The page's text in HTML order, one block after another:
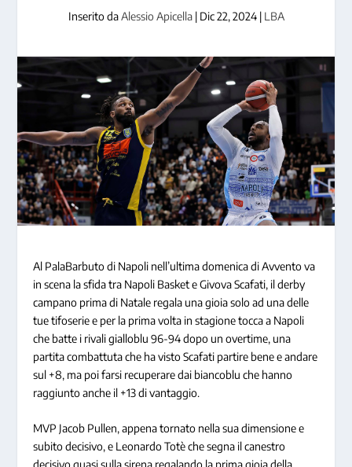
Inserito daAlessio Apicella| Dic 22, 2024| LBA
Al PalaBarbuto di Napoli nell’ultima domenica di Avvento va
in scena la sfida tra Napoli Basket e Givova Scafati, il derby
campano prima di Natale regala una gioia solo ad una delle
tue tifoserie e per la prima volta in stagione tocca a Napoli
che batte i rivali gialloblu 96-94 dopo un overtime, una
partita combattuta che ha visto Scafati partire bene e andare
sul +8, ma poi farsi recuperare dai biancoblu che hanno
raggiunto anche il +13 di vantaggio.
MVP Jacob Pullen, appena tornato nella sua dimensione e
subito decisivo, e Leonardo Totè che segna il canestro